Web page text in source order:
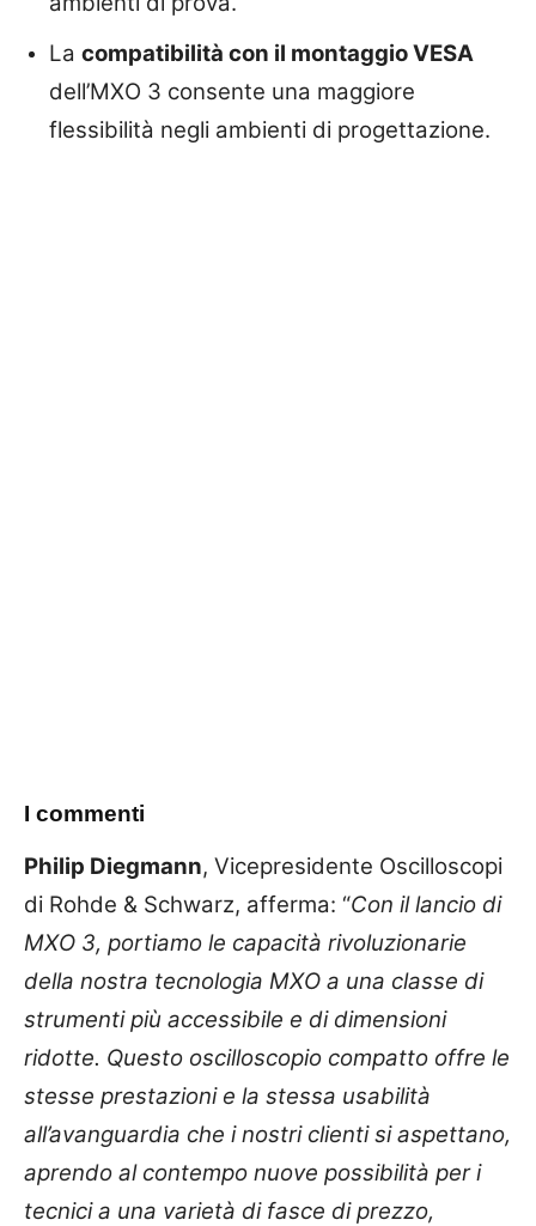
La compatibilità con il montaggio VESA
dell’MXO 3 consente una maggiore
flessibilità negli ambienti di progettazione.
I commenti
Philip Diegmann, Vicepresidente Oscilloscopi
di Rohde & Schwarz, afferma: “Con il lancio di
MXO 3, portiamo le capacità rivoluzionarie
della nostra tecnologia MXO a una classe di
strumenti più accessibile e di dimensioni
ridotte. Questo oscilloscopio compatto offre le
stesse prestazioni e la stessa usabilità
all’avanguardia che i nostri clienti si aspettano,
aprendo al contempo nuove possibilità per i
tecnici a una varietà di fasce di prezzo,